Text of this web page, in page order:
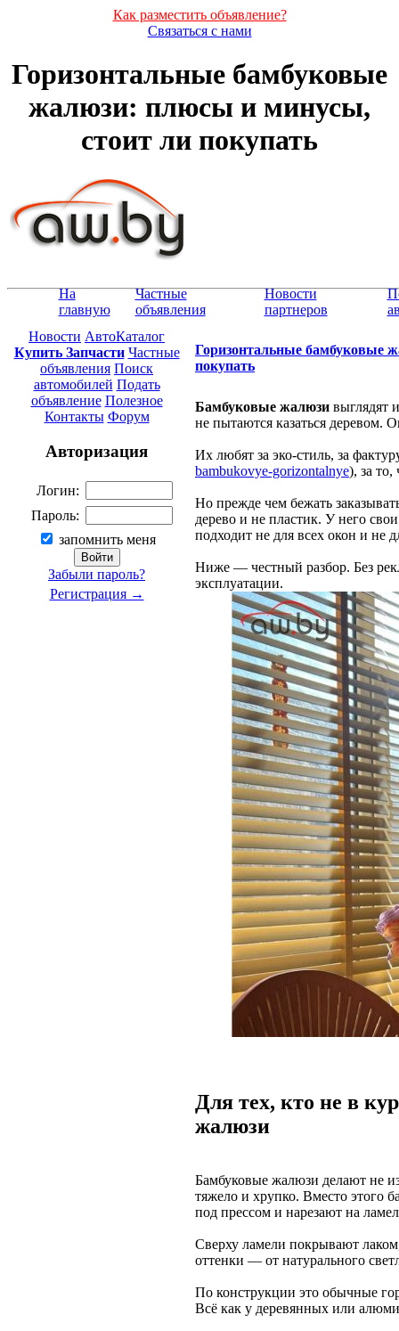
Как разместить объявление?
Связаться с нами
Горизонтальные бамбуковые
жалюзи: плюсы и минусы,
стоит ли покупать
На
главную
Частные
объявления
Новости
партнеров
Новости АвтоКаталог
Купить Запчасти Частные
объявления Поиск
автомобилей Подать
объявление Полезное
Контакты Форум
Авторизация
Логин:
Пароль:
запомнить меня
Забыли пароль?
Регистрация →
Горизонтальные бамбуковые
покупать
Бамбуковые жалюзи выглядят
не пытаются казаться
Их любят за эко-стиль, за
bambukovye-gorizontalnye), за
Но прежде чем бежать
дерево и не пластик. У него
подходит не для всех окон и не
Ниже — честный разбор. Без
эксплуатации.
Для тех, кто не в
жалюзи
Бамбуковые жалюзи делают не
тяжело и хрупко. Вместо этого
под прессом и нарезают на
Сверху ламели покрывают
оттенки — от натурального
По конструкции это обычные
Всё как у деревянных или